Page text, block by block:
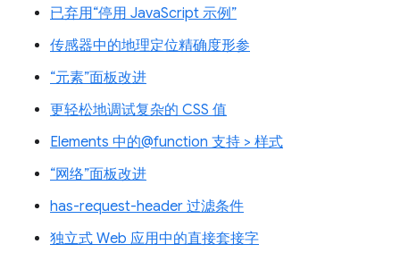
已弃用“停用 JavaScript 示例”
传感器中的地理定位精确度形参
“元素”面板改进
更轻松地调试复杂的 CSS 值
Elements 中的@function 支持 > 样式
“网络”面板改进
has-request-header 过滤条件
独立式 Web 应用中的直接套接字